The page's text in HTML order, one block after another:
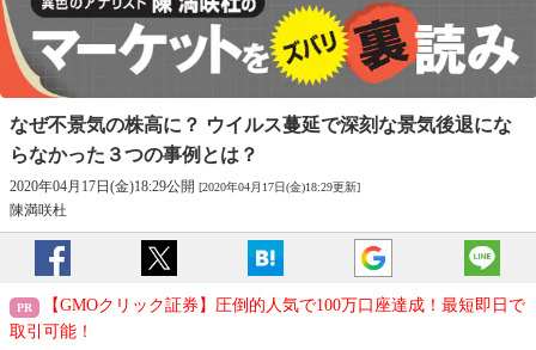
なぜ不景気の株高に？ ウイルス蔓延で深刻な景気後退にな
らなかった３つの事例とは？
2020年04月17日(金)18:29公開 [2020年04月17日(金)18:29更新]
陳満咲杜
【GMOクリック証券】圧倒的人気で100万口座達成！最短即日で
取引可能！